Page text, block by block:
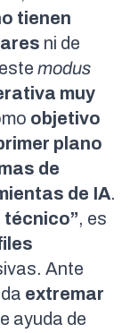
tienen
ni de
modus
muy
objetivo
plano
de
de IA.
técnico”, es
Ante
extremar
ayuda de